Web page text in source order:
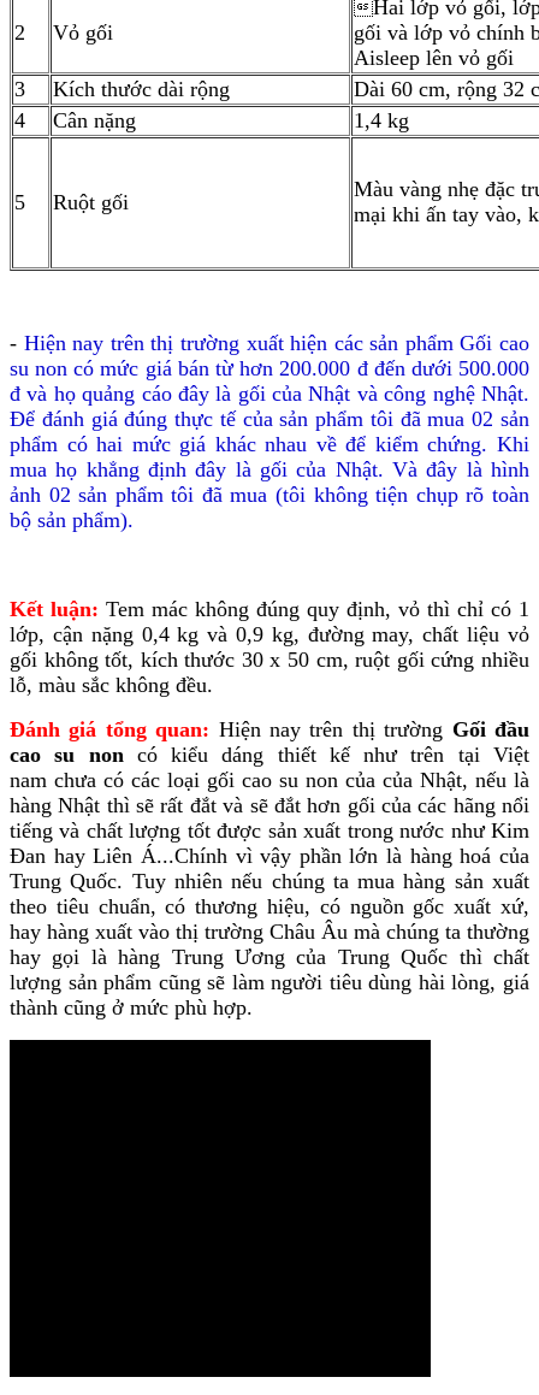
2 Vỏ gối
Hai lớp vỏ gối,
gối và lớp vỏ chính
Aisleep lên vỏ gối
3
Kích thước dài rộng
Dài 60 cm, rộng 32
4
Cân nặng 1,4 kg
5 Ruột gối
Màu vàng nhẹ đặc
mại khi ấn tay vào,
- Hiện nay trên thị trường xuất hiện các sản phẩm Gối cao
su non có mức giá bán từ hơn 200.000 đ đến dưới 500.000
đ và họ quảng cáo đây là gối của Nhật và công nghệ Nhật.
Để đánh giá đúng thực tế của sản phẩm tôi đã mua 02 sản
phẩm có hai mức giá khác nhau về để kiểm chứng. Khi
mua họ khẳng định đây là gối của Nhật. Và đây là hình
ảnh 02 sản phẩm tôi đã mua (tôi không tiện chụp rõ toàn
bộ sản phẩm).
Kết luận: Tem mác không đúng quy định, vỏ thì chỉ có 1
lớp, cận nặng 0,4 kg và 0,9 kg, đường may, chất liệu vỏ
gối không tốt, kích thước 30 x 50 cm, ruột gối cứng nhiều
lỗ, màu sắc không đều.
Đánh giá tổng quan: Hiện nay trên thị trường Gối đầu
cao su non có kiểu dáng thiết kế như trên tại Việt
nam chưa có các loại gối cao su non của của Nhật, nếu là
hàng Nhật thì sẽ rất đắt và sẽ đắt hơn gối của các hãng nổi
tiếng và chất lượng tốt được sản xuất trong nước như Kim
Đan hay Liên Á...Chính vì vậy phần lớn là hàng hoá của
Trung Quốc. Tuy nhiên nếu chúng ta mua hàng sản xuất
theo tiêu chuẩn, có thương hiệu, có nguồn gốc xuất xứ,
hay hàng xuất vào thị trường Châu Âu mà chúng ta thường
hay gọi là hàng Trung Ương của Trung Quốc thì chất
lượng sản phẩm cũng sẽ làm người tiêu dùng hài lòng, giá
thành cũng ở mức phù hợp.